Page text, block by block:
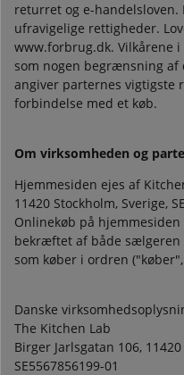
returret og e-
ufravigelige rettigheder.
www.forbrug.dk. Vilkårene
som nogen begrænsning
angiver parternes vigtigste
forbindelse med et køb.
Om virksomheden og
Hjemmesiden ejes af
11420 Stockholm, Sverige,
Onlinekøb på
bekræftet af både sælgeren
som køber i ordren
Danske
The Kitchen Lab
Birger Jarlsgatan 106,
SE5567856199-01